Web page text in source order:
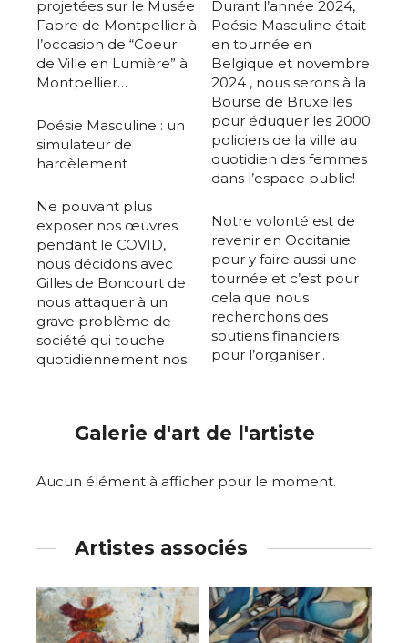
projetées sur le Musée
Fabre de Montpellier à
l’occasion de “Coeur
de Ville en Lumière” à
Montpellier…
Poésie Masculine : un
simulateur de
harcèlement
Ne pouvant plus
exposer nos œuvres
pendant le COVID,
nous décidons avec
Gilles de Boncourt de
nous attaquer à un
grave problème de
société qui touche
quotidiennement nos
Durant l’année 2024,
Poésie Masculine était
en tournée en
Belgique et novembre
2024 , nous serons à la
Bourse de Bruxelles
pour éduquer les 2000
policiers de la ville au
quotidien des femmes
dans l’espace public!
Notre volonté est de
revenir en Occitanie
pour y faire aussi une
tournée et c’est pour
cela que nous
recherchons des
soutiens financiers
pour l’organiser..
Galerie d'art de l'artiste
Aucun élément à afficher pour le moment.
Artistes associés